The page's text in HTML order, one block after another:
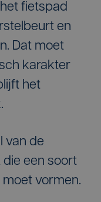
fietspad
en
Dat moet
karakter
het
van de
die een soort
vormen.